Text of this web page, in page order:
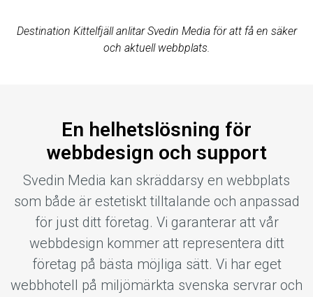
Destination Kittelfjäll anlitar Svedin Media för att få en säker
och aktuell webbplats.
En helhetslösning för
webbdesign och support
Svedin Media kan skräddarsy en webbplats
som både är estetiskt tilltalande och anpassad
för just ditt företag. Vi garanterar att vår
webbdesign kommer att representera ditt
företag på bästa möjliga sätt. Vi har eget
webbhotell på miljömärkta svenska servrar och